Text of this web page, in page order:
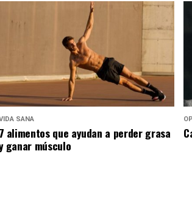
SANA
7 alimentos que ayudan a perder grasa
ganar músculo